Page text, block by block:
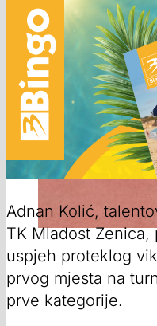
Adnan Kolić,
TK Mladost
uspjeh proteklog
prvog mjesta na
prve kategorije.